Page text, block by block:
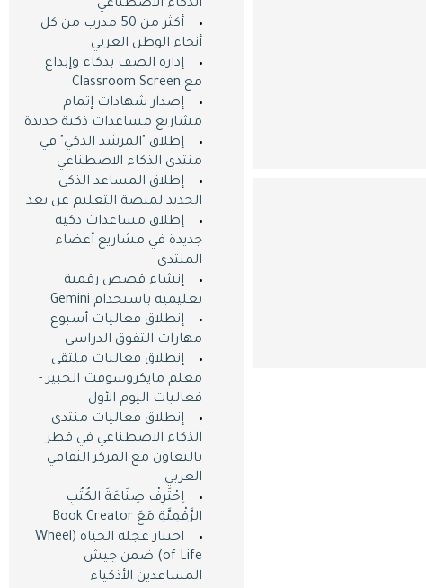
الذكاء الاصطناعي
أكثر من 50 مدرب من كل
أنحاء الوطن العربي
إدارة الصف بذكاء وإبداع
مع Classroom Screen
إصدار شهادات إتمام
مشاريع مساعدات ذكية جديدة
إطلاق "المرشد الذكي" في
منتدى الذكاء الاصطناعي
إطلاق المساعد الذكي
الجديد لمنصة التعليم عن بعد
إطلاق مساعدات ذكية
جديدة في مشاريع أعضاء
المنتدى
إنشاء قصص رقمية
تعليمية باستخدام Gemini
إنطلاق فعاليات أسبوع
مهارات التفوق الدراسي
إنطلاق فعاليات ملتقى
معلم مايكروسوفت الخبير -
فعاليات اليوم اﻷول
إنطلاق فعاليات منتدى
الذكاء الاصطناعي في قطر
بالتعاون مع المركز الثقافي
العربي
اِحْتَرِفْ صِنَاعَةَ الكُتُبِ
الرَّقْمِيَّةِ مَعَ Book Creator
اختبار عجلة الحياة (Wheel
of Life) ضمن جيش
المساعدين اﻷذكياء